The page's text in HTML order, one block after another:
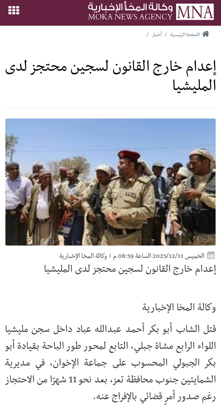
الصفحة الرئيسية / أخبار /
إعدام خارج القانون لسجين محتجز لدى
المليشيا
الخميس 2025/12/11 الساعة 08:59 م | وكالة المخا الإخبارية
إعدام خارج القانون لسجين محتجز لدى المليشيا
وكالة المخا الإخبارية
قتل الشاب أبو بكر أحمد عبدالله عباد داخل سجن مليشيا
اللواء الرابع مشاة جبلي، التابع لمحور طور الباحة بقيادة أبو
بكر الجبولي المحسوب على جماعة الإخوان، في مديرية
الشمايتين جنوب محافظة تعز، بعد نحو 11 شهرًا من الاحتجاز
رغم صدور أمرٍ قضائي بالإفراج عنه.